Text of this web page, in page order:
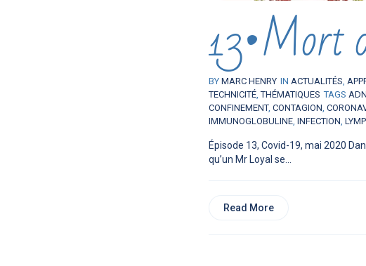
13•Mort
BY MARC HENRY IN ACTUALITÉS,
TECHNICITÉ,THÉMATIQUES TAGS ADN
CONFINEMENT, CONTAGION,
IMMUNOGLOBULINE, INFECTION,
Épisode 13, Covid-19, mai 2020
qu’un Mr Loyal se...
Read More